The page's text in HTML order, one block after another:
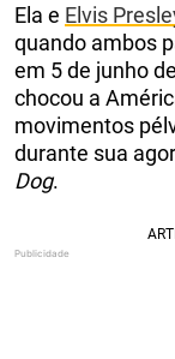
Ela e Elvis
quando ambos
em 5 de junho
chocou a
movimentos
durante sua
Dog.